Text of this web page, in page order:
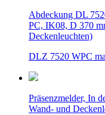
Abdeckung DL
PC, IK08, D 370
Deckenleuchten)
DLZ 7520 WPC
Präsenzmelder, In
Wand- und